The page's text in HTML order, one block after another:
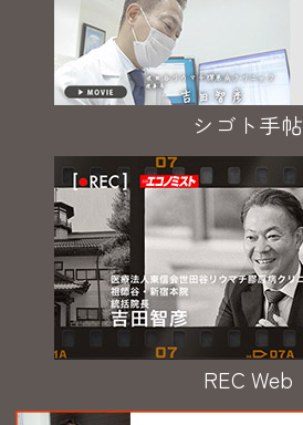
シゴト手帖
REC Web